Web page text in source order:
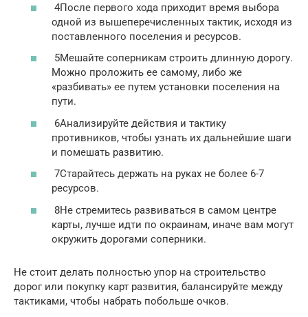
4После первого хода приходит время выбора
одной из вышеперечисленных тактик, исходя из
поставленного поселения и ресурсов.
5Мешайте соперникам строить длинную дорогу.
Можно проложить ее самому, либо же
«разбивать» ее путем установки поселения на
пути.
6Анализируйте действия и тактику
противников, чтобы узнать их дальнейшие шаги
и помешать развитию.
7Старайтесь держать на руках не более 6-7
ресурсов.
8Не стремитесь развиваться в самом центре
карты, лучше идти по окраинам, иначе вам могут
окружить дорогами соперники.
Не стоит делать полностью упор на строительство
дорог или покупку карт развития, балансируйте между
тактиками, чтобы набрать побольше очков.